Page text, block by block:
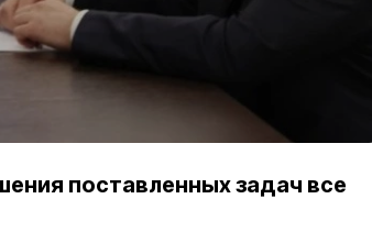
поставленных задач все